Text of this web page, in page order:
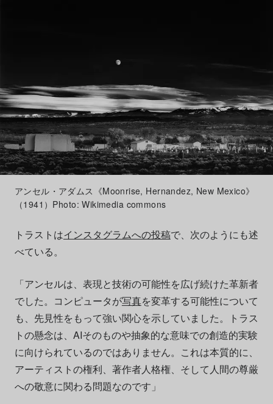
アンセル・アダムス《Moonrise, Hernandez, New Mexico》
（1941）Photo: Wikimedia commons
トラストはインスタグラムへの投稿で、次のようにも述
べている。
「アンセルは、表現と技術の可能性を広げ続けた革新者
でした。コンピュータが写真を変革する可能性について
も、先見性をもって強い関心を示していました。トラス
トの懸念は、AIそのものや抽象的な意味での創造的実験
に向けられているのではありません。これは本質的に、
アーティストの権利、著作者人格権、そして人間の尊厳
への敬意に関わる問題なのです」